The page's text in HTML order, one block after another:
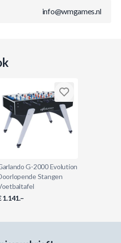
info@wmgames.nl
G-2000 Evolution
Stangen
1.141.–